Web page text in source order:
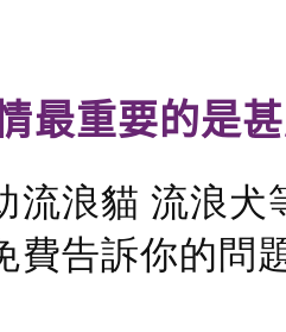
最重要的是
流浪貓 流浪
費告訴你的問